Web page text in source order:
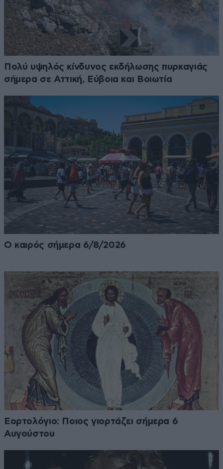
Πολύ υψηλός κίνδυνος εκδήλωσης πυρκαγιάς
σήμερα σε Αττική, Εύβοια και Βοιωτία
Ο καιρός σήμερα 6/8/2026
Εορτολόγιο: Ποιος γιορτάζει σήμερα 6
Αυγούστου